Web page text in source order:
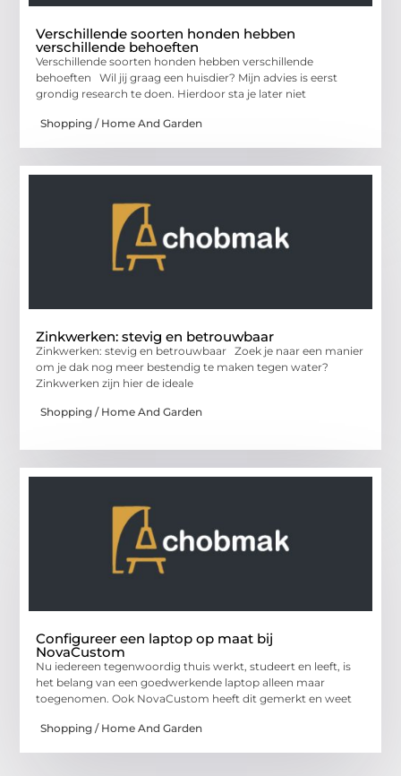
Verschillende soorten honden hebben
verschillende behoeften
Verschillende soorten honden hebben verschillende
behoeften Wil jij graag een huisdier? Mijn advies is eerst
grondig research te doen. Hierdoor sta je later niet
Shopping / Home And Garden
Zinkwerken: stevig en betrouwbaar
Zinkwerken: stevig en betrouwbaar Zoek je naar een manier
om je dak nog meer bestendig te maken tegen water?
Zinkwerken zijn hier de ideale
Shopping / Home And Garden
Configureer een laptop op maat bij
NovaCustom
Nu iedereen tegenwoordig thuis werkt, studeert en leeft, is
het belang van een goedwerkende laptop alleen maar
toegenomen. Ook NovaCustom heeft dit gemerkt en weet
Shopping / Home And Garden